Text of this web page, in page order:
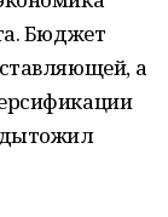
Бюджет
а